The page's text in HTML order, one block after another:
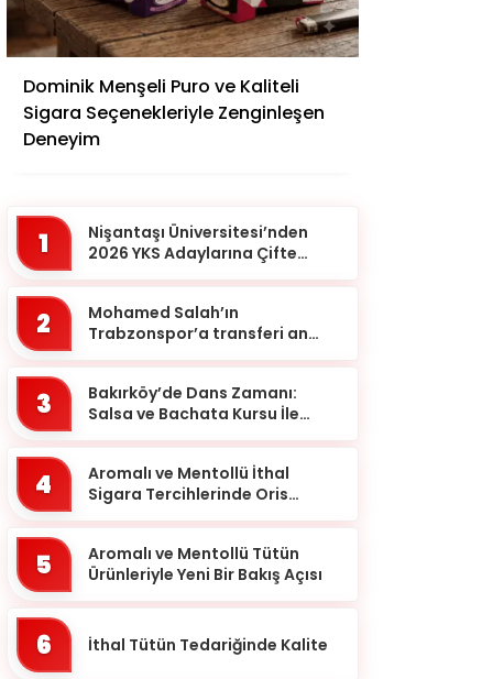
Dominik Menşeli Puro ve Kaliteli
Sigara Seçenekleriyle Zenginleşen
Deneyim
1
Nişantaşı Üniversitesi’nden
2026 YKS Adaylarına Çifte
2
Mohamed Salah’ın
Trabzonspor’a transferi an
3
Bakırköy’de Dans Zamanı:
Salsa ve Bachata Kursu İle
4
Aromalı ve Mentollü İthal
Sigara Tercihlerinde Oris
5
Aromalı ve Mentollü Tütün
Ürünleriyle Yeni Bir Bakış Açısı
6 İthal Tütün Tedariğinde Kalite
Adana
Adıyaman
Afyonkarahisar
Aksaray
Amasya
Ankara
Antalya
Ardahan
Artvin
Aydın
Balıkesir
Bartın
Batman
Bayburt
Bilecik
Bingöl